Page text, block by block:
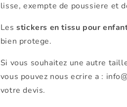
lisse, exempte de poussiere et
Lesstickers en tissu pour
bien protege.
Si vous souhaitez une autre
vous pouvez nous ecrire a :
votre devis.